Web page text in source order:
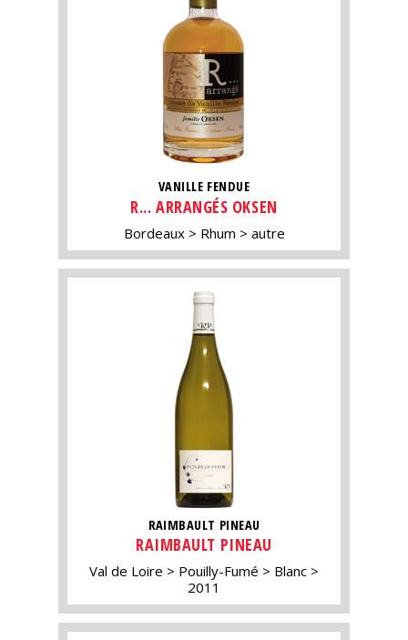
VANILLE FENDUE
R... ARRANGÉS OKSEN
Bordeaux Rhum autre
RAIMBAULT PINEAU
RAIMBAULT PINEAU
Val de Loire Pouilly-Fumé
Blanc
2011